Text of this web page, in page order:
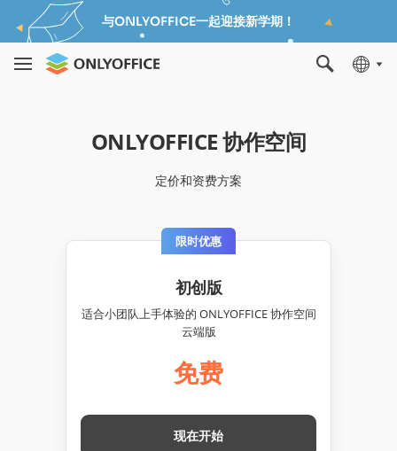
与ONLYOFFICE一起迎接新学期！
ONLYOFFICE 协作空间
定价和资费方案
限时优惠
初创版
适合小团队上手体验的 ONLYOFFICE 协作空间
云端版
免费
现在开始